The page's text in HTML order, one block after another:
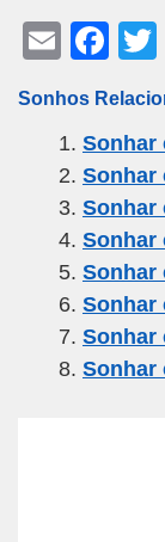
E
ail
F
c
e
b
o
o
k
Sonhos
Sonhar
Sonhar
Sonhar
Sonhar
Sonhar
Sonhar
Sonhar
Sonhar